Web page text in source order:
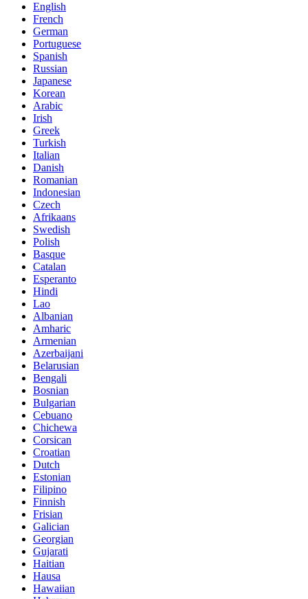
English
French
German
Portuguese
Spanish
Russian
Japanese
Korean
Arabic
Irish
Greek
Turkish
Italian
Danish
Romanian
Indonesian
Czech
Afrikaans
Swedish
Polish
Basque
Catalan
Esperanto
Hindi
Lao
Albanian
Amharic
Armenian
Azerbaijani
Belarusian
Bengali
Bosnian
Bulgarian
Cebuano
Chichewa
Corsican
Croatian
Dutch
Estonian
Filipino
Finnish
Frisian
Galician
Georgian
Gujarati
Haitian
Hausa
Hawaiian